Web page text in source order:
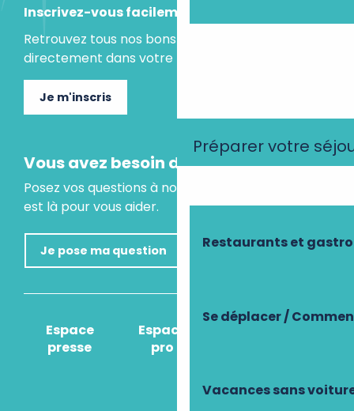
Préparer votre
Restaurants et
Se déplacer /
Vacances sans
Inscrivez-vous facilement
Retrouvez tous nos bons plans et idées séjours
directement dans votre boite mail.
Je m'inscris
Vous avez besoin d'un conseil ?
Posez vos questions à notre assistant virtuel, il
est là pour vous aider.
Je pose ma question
Espace
presse
Espace
pro
Comment venir